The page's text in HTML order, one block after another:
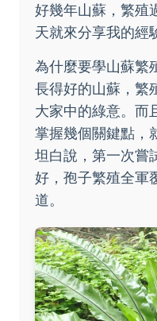
好幾年山蘇，繁殖
天就來分享我的經
為什麼要學山蘇繁
長得好的山蘇，繁
大家中的綠意。而
掌握幾個關鍵點，
坦白說，第一次嘗
好，孢子繁殖全軍
道。